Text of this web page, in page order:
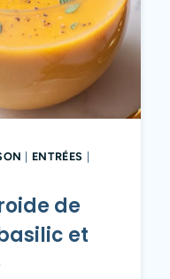
| ENTRÉES |
de
et